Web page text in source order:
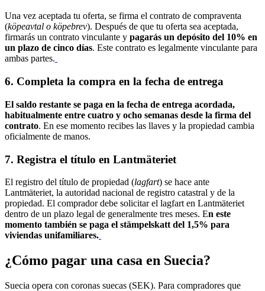
Una vez aceptada tu oferta, se firma el contrato de compraventa
(köpeavtal o köpebrev). Después de que tu oferta sea aceptada,
firmarás un contrato vinculante y pagarás un depósito del 10% en
un plazo de cinco días. Este contrato es legalmente vinculante para
ambas partes.
6. Completa la compra en la fecha de entrega
El saldo restante se paga en la fecha de entrega acordada,
habitualmente entre cuatro y ocho semanas desde la firma del
contrato. En ese momento recibes las llaves y la propiedad cambia
oficialmente de manos.
7. Registra el título en Lantmäteriet
El registro del título de propiedad (lagfart) se hace ante
Lantmäteriet, la autoridad nacional de registro catastral y de la
propiedad. El comprador debe solicitar el lagfart en Lantmäteriet
dentro de un plazo legal de generalmente tres meses. En este
momento también se paga el stämpelskatt del 1,5% para
viviendas unifamiliares.
¿Cómo pagar una casa en Suecia?
Suecia opera con coronas suecas (SEK). Para compradores que